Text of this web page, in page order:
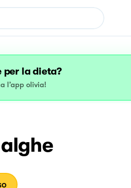
la dieta?
l’app olivia!